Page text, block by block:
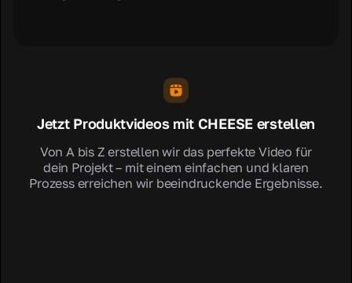
Jetzt Produktvideos mit CHEESE erstellen
Von A bis Z erstellen wir das perfekte Video für
dein Projekt – mit einem einfachen und klaren
Prozess erreichen wir beeindruckende Ergebnisse.